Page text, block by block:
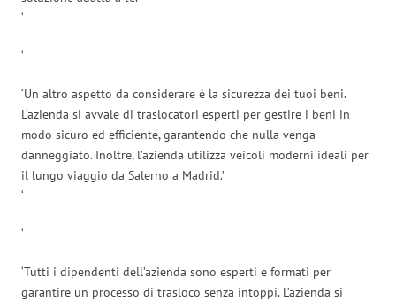
‘
‘
‘Un altro aspetto da considerare è la sicurezza dei tuoi beni.
L’azienda si avvale di traslocatori esperti per gestire i beni in
modo sicuro ed efficiente, garantendo che nulla venga
danneggiato. Inoltre, l’azienda utilizza veicoli moderni ideali per
il lungo viaggio da Salerno a Madrid.’
‘
‘
‘Tutti i dipendenti dell’azienda sono esperti e formati per
garantire un processo di trasloco senza intoppi. L’azienda si